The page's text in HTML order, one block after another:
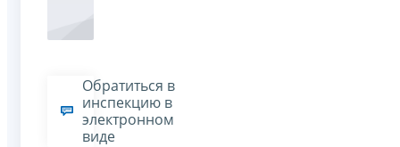
Обратиться в
инспекцию в
электронном
виде